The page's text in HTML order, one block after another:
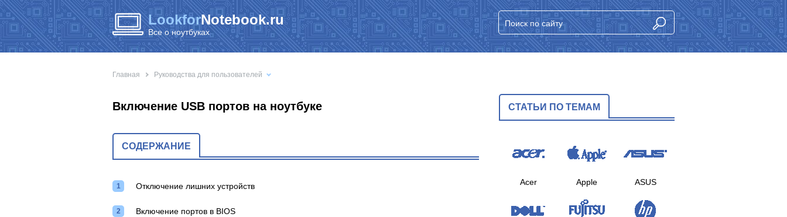
LookforNotebook.ru
Все о ноутбуках
Главная Руководства для пользователей
Включение USB портов на ноутбуке
СОДЕРЖАНИЕ
Отключение лишних устройств
Включение портов в BIOS
СТАТЬИ ПО ТЕМАМ
Acer Apple ASUS